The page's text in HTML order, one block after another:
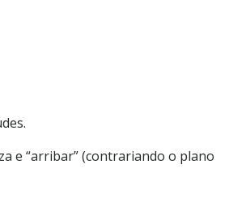
e “arribar” (contrariando o plano